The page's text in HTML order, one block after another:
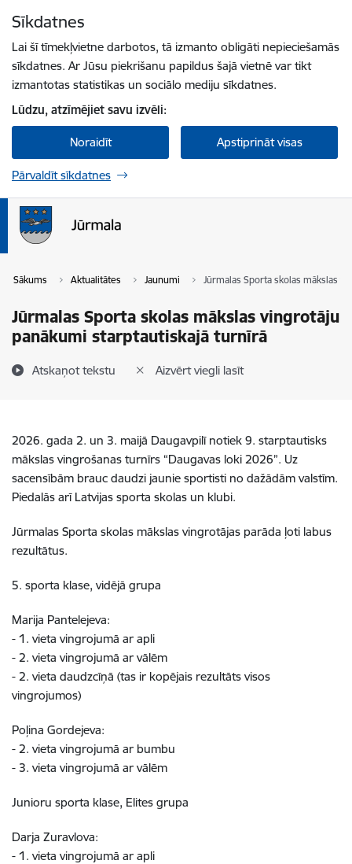
Sīkdatnes
Lai šī tīmekļvietne darbotos, tā izmanto obligāti nepieciešamās
sīkdatnes. Ar Jūsu piekrišanu papildus šajā vietnē var tikt
izmantotas statistikas un sociālo mediju sīkdatnes.
Lūdzu, atzīmējiet savu izvēli:
Noraidīt Apstiprināt visas
Pārvaldīt sīkdatnes
Sākums Aktualitātes Jaunumi Jūrmalas Sporta skolas mākslas
Jūrmalas Sporta skolas mākslas vingrotāju
panākumi starptautiskajā turnīrā
Atskaņot tekstu Aizvērt viegli lasīt
2026. gada 2. un 3. maijā Daugavpilī notiek 9. starptautisks
mākslas vingrošanas turnīrs “Daugavas loki 2026”. Uz
sacensībām brauc daudzi jaunie sportisti no dažādām valstīm.
Piedalās arī Latvijas sporta skolas un klubi.
Jūrmalas Sporta skolas mākslas vingrotājas parāda ļoti labus
rezultātus.
5. sporta klase, vidējā grupa
Marija Pantelejeva:
- 1. vieta vingrojumā ar apli
- 2. vieta vingrojumā ar vālēm
- 2. vieta daudzcīņā (tas ir kopējais rezultāts visos
vingrojumos)
Poļina Gordejeva:
- 2. vieta vingrojumā ar bumbu
- 3. vieta vingrojumā ar vālēm
Junioru sporta klase, Elites grupa
Darja Zuravlova:
- 1. vieta vingrojumā ar apli